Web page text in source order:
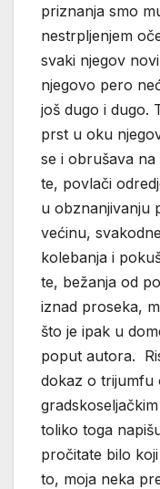
priznanja smo
nestrpljenjem
svaki njegov
njegovo pero
još dugo i dugo.
prst u oku
se i obrušava
te, povlači
u obznanjivanju
većinu,
kolebanja i
te, bežanja od
iznad proseka,
što je ipak u
poput autora.
dokaz o trijumfu
toliko toga
pročitate bilo
to, moja neka